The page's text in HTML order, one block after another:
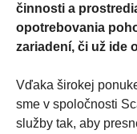
činnosti a
opotrebovania
zariadení, či už ide
Vďaka širokej
sme v spoločnosti
služby tak, aby